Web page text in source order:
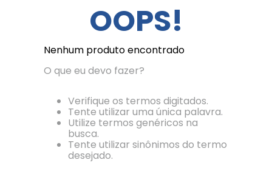
OOPS!
Nenhum produto encontrado
O que eu devo fazer?
Verifique os termos digitados.
Tente utilizar uma única palavra.
Utilize termos genéricos na
busca.
Tente utilizar sinônimos do termo
desejado.